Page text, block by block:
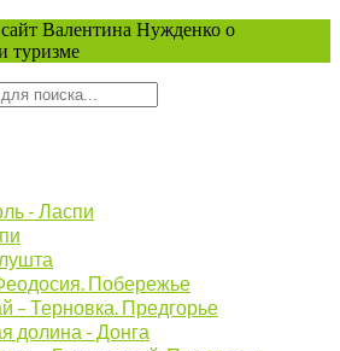
Валентина Нужденко о
туризме
- Ласпи
Побережье
– Терновка. Предгорье
долина - Донга